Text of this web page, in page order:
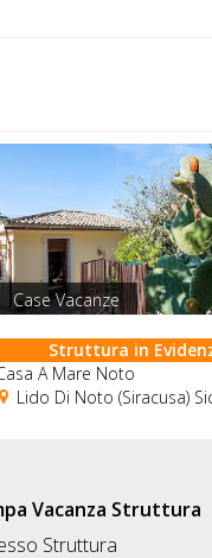
Case Vacanze
Struttura in
A Mare Noto
Lido Di Noto (Siracusa)
Vacanza Struttura
Struttura